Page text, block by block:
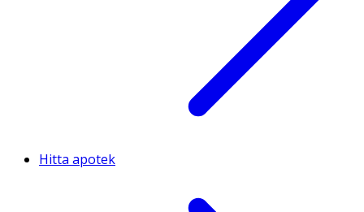
Hitta apotek